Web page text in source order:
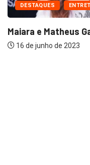
DESTAQUES
Maiara e Matheus
16 de junho de 2023